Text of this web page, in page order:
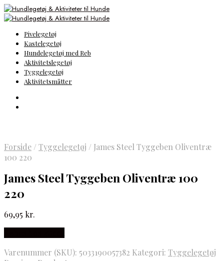
Pivelegetøj
Kastelegetøj
Hundelegetøj med Reb
Aktivitetslegetøj
Tyggelegetøj
Aktivitetsmåtter
Forside / Tyggelegetøj / James Steel Tyggeben Oliventræ
100 220
James Steel Tyggeben Oliventræ 100
220
69,95 kr.
Varenummer (SKU): 5033190057382 Kategori: Tyggelegetøj